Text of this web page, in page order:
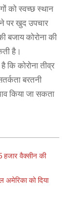
को स्वच्छ स्थान
पर खुद उपचार
बजाय कोरोना की
है।
कोरोना तीव्र
बरतनी
किया जा सकता
हजार वैक्सीन की
अमेरिका को दिया